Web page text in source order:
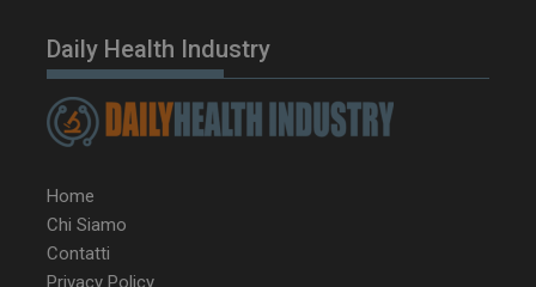
Daily Health Industry
Home
Chi Siamo
Contatti
Privacy Policy
CookieScriptConsent
CookieScript
www.dailyhealthindustry.it
5 mesi 3